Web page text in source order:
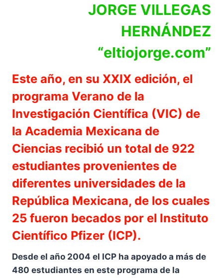
JORGE VILLEGAS
HERNÁNDEZ
“eltiojorge.com”
Este año, en su XXIX edición, el
programa Verano de la
Investigación Científica (VIC) de
la Academia Mexicana de
Ciencias recibió un total de 922
estudiantes provenientes de
diferentes universidades de la
República Mexicana, de los cuales
25 fueron becados por el Instituto
Científico Pfizer (ICP).
Desde el año 2004 el ICP ha apoyado a más de
480 estudiantes en este programa de la